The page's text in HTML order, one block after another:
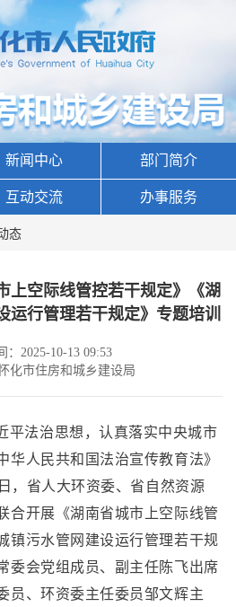
新闻中心 部门简介
互动交流 办事服务
态
上空际线管控若干规定》《湖
运行管理若干规定》专题培训
：2025-10-13 09:53
化市住房和城乡建设局
平法治思想，认真落实中央城市
华人民共和国法治宣传教育法》
，省人大环资委、省自然资源
合开展《湖南省城市上空际线管
镇污水管网建设运行管理若干规
委会党组成员、副主任陈飞出席
员、环资委主任委员邹文辉主